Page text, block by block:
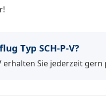
Typ SCH-P-V?
Sie jederzeit gern